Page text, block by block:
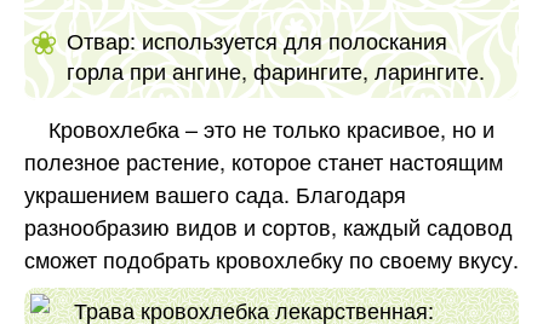
Отвар: используется для полоскания
горла при ангине, фарингите, ларингите.
Кровохлебка – это не только красивое, но и
полезное растение, которое станет настоящим
украшением вашего сада. Благодаря
разнообразию видов и сортов, каждый садовод
сможет подобрать кровохлебку по своему вкусу.